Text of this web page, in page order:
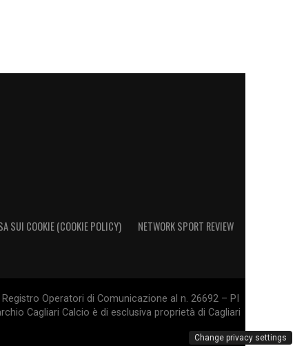
SUI COOKIE (COOKIE POLICY) NETWORK SPORT REVIEW
Operatori di Comunicazione al n. 26692 – PI
Cagliari Calcio è di esclusiva proprietà di Cagliari
Change privacy settings